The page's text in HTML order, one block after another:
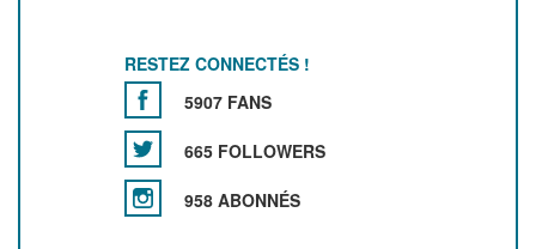
RESTEZ CONNECTÉS !
5907 FANS
665 FOLLOWERS
958 ABONNÉS